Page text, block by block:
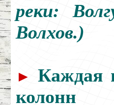
реки:
Волхов.)
► Каждая